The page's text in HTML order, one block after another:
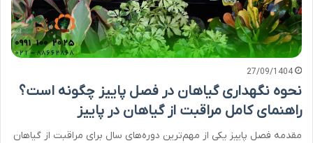
27/09/1404
نحوه نگهداری گیاهان در فصل پاییز چگونه است؟
راهنمای کامل مراقبت از گیاهان در پاییز
مقدمه فصل پاییز یکی از مهم‌ترین دوره‌های سال برای مراقبت از گیاهان